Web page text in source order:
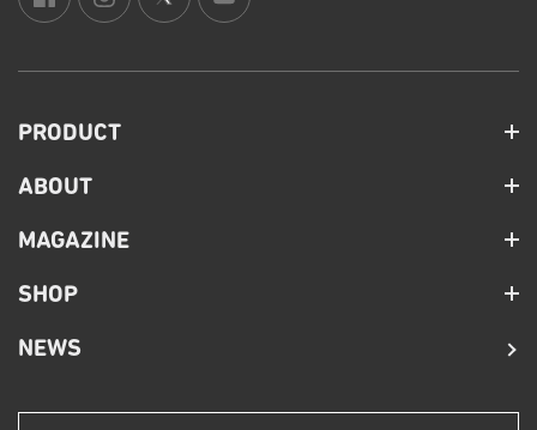
PRODUCT
ABOUT
MAGAZINE
SHOP
NEWS